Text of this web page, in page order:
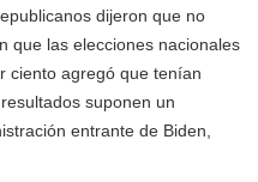
dijeron que no
que las elecciones nacionales
ciento agregó que tenían
suponen un
entrante de Biden,